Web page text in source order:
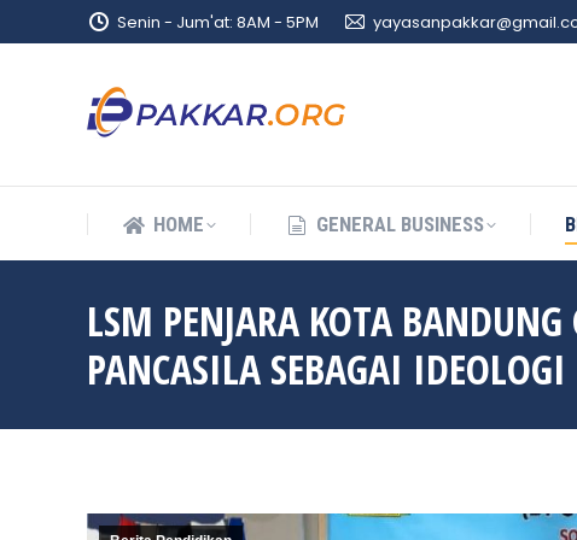
Senin - Jum'at: 8AM - 5PM
HOME GENERAL BUSINESS
LSM PENJARA KOTA
PANCASILA SEBAGAI
HOME GENERAL BUSINESS